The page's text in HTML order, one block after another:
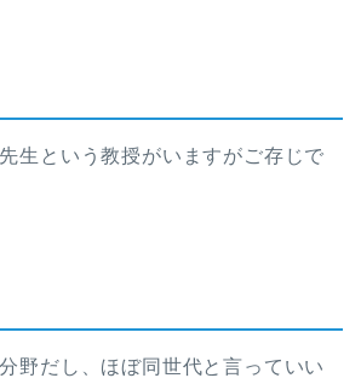
生という教授がいますがご存じで
野だし、ほぼ同世代と言っていい